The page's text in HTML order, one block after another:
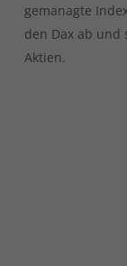
gemanagte
den Dax ab und
Aktien.